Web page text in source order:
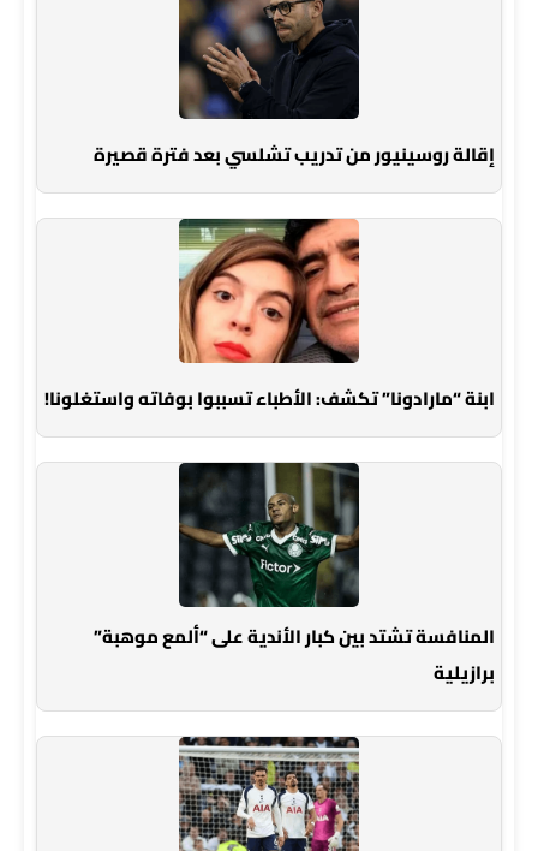
إقالة روسينيور من تدريب تشلسي بعد فترة قصيرة
ابنة “مارادونا” تكشف: الأطباء تسببوا بوفاته واستغلونا!
المنافسة تشتد بين كبار الأندية على “ألمع موهبة”
برازيلية